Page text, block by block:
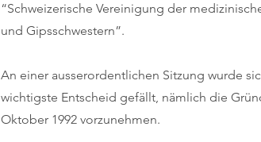
“Schweizerische Vereinigung der
und Gipsschwestern”.
An einer ausserordentlichen Sitzung wurde
wichtigste Entscheid gefällt, nämlich die
Oktober 1992 vorzunehmen.